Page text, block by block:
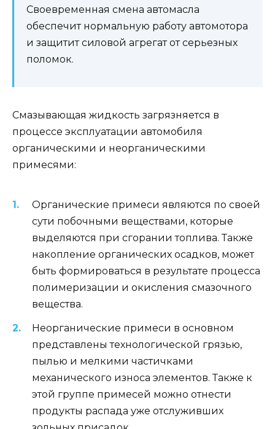
Своевременная смена автомасла
обеспечит нормальную работу автомотора
и защитит силовой агрегат от серьезных
поломок.
Смазывающая жидкость загрязняется в
процессе эксплуатации автомобиля
органическими и неорганическими
примесями:
Органические примеси являются по своей
сути побочными веществами, которые
выделяются при сгорании топлива. Также
накопление органических осадков, может
быть формироваться в результате процесса
полимеризации и окисления смазочного
вещества.
Неорганические примеси в основном
представлены технологической грязью,
пылью и мелкими частичками
механического износа элементов. Также к
этой группе примесей можно отнести
продукты распада уже отслуживших